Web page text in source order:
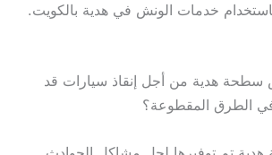
خدمات الونش في هدية بالكويت.
هدية من أجل إنقاذ سيارات قد
الطرق المقطوعة؟